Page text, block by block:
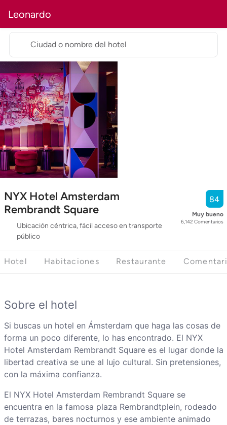
Leonardo
NYX Hotel Amsterdam
Rembrandt Square
Ubicación céntrica, fácil acceso en transporte
público
84
Muy bueno
6,142 Comentarios
Ciudad o nombre del hotel
Hotel Habitaciones Restaurante
Sobre el hotel
Si buscas un hotel en Ámsterdam que haga las cosas de
forma un poco diferente, lo has encontrado. El NYX
Hotel Amsterdam Rembrandt Square es el lugar donde la
libertad creativa se une al lujo cultural. Sin pretensiones,
con la máxima confianza.
El NYX Hotel Amsterdam Rembrandt Square se
encuentra en la famosa plaza Rembrandtplein, rodeado
de terrazas, bares nocturnos y ese ambiente animado